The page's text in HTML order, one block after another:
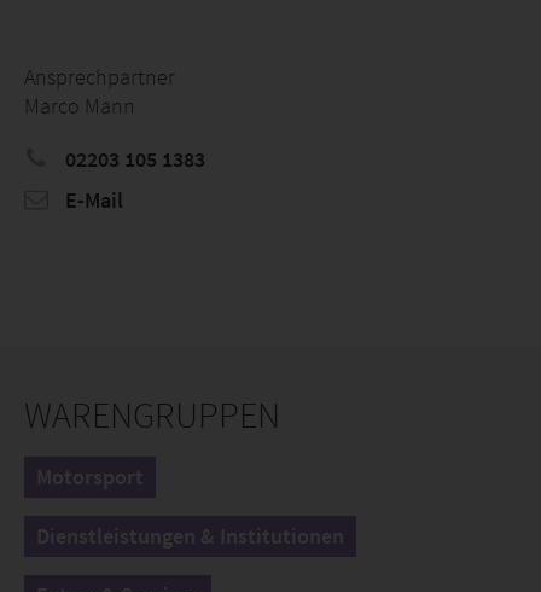
Ansprechpartner
Marco Mann
02203 105 1383
E-Mail
WARENGRUPPEN
Motorsport
Dienstleistungen & Institutionen